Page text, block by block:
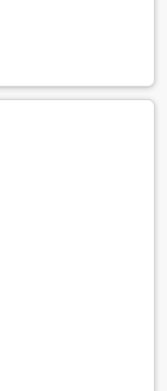
que
a
frias,
das